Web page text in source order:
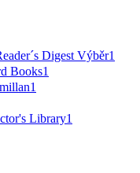
Digest Výběr1
Books1
1
Library1